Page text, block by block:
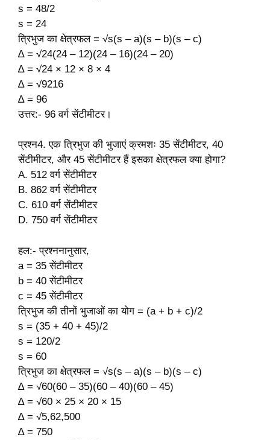
s = 48/2
s = 24
त्रिभुज का क्षेत्रफल = √s(s – a)(s – b)(s – c)
∆ = √24(24 – 12)(24 – 16)(24 – 20)
∆ = √24 × 12 × 8 × 4
∆ = √9216
∆ = 96
उत्तर:- 96 वर्ग सेंटीमीटर।
प्रश्न4. एक त्रिभुज की भुजाएं क्रमशः 35 सेंटीमीटर, 40
सेंटीमीटर, और 45 सेंटीमीटर हैं इसका क्षेत्रफल क्या होगा?
A. 512 वर्ग सेंटीमीटर
B. 862 वर्ग सेंटीमीटर
C. 610 वर्ग सेंटीमीटर
D. 750 वर्ग सेंटीमीटर
हल:- प्रश्ननानुसार,
a = 35 सेंटीमीटर
b = 40 सेंटीमीटर
c = 45 सेंटीमीटर
त्रिभुज की तीनों भुजाओं का योग = (a + b + c)/2
s = (35 + 40 + 45)/2
s = 120/2
s = 60
त्रिभुज का क्षेत्रफल = √s(s – a)(s – b)(s – c)
∆ = √60(60 – 35)(60 – 40)(60 – 45)
∆ = √60 × 25 × 20 × 15
∆ = √5,62,500
∆ = 750